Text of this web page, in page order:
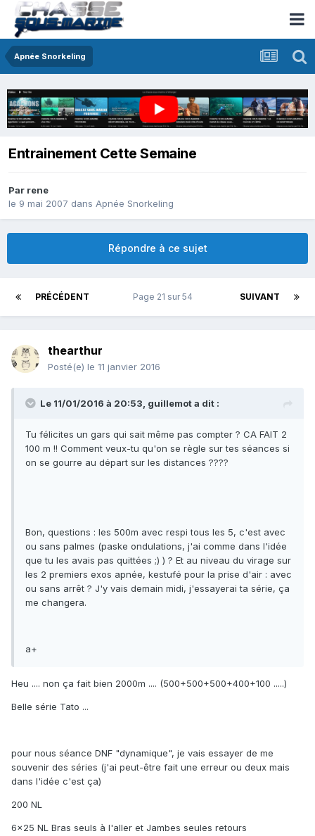
Apnée Snorkeling
Entrainement Cette Semaine
Par rene
le 9 mai 2007 dans Apnée Snorkeling
Répondre à ce sujet
PRÉCÉDENT SUIVANT
Page 21 sur 54
thearthur
Posté(e) le 11 janvier 2016
Le 11/01/2016 à 20:53, guillemot a dit :
Tu félicites un gars qui sait même pas compter ? CA FAIT 2
100 m !! Comment veux-tu qu'on se règle sur tes séances si
on se gourre au départ sur les distances ????
Bon, questions : les 500m avec respi tous les 5, c'est avec
ou sans palmes (paske ondulations, j'ai comme dans l'idée
que tu les avais pas quittées ;) ) ? Et au niveau du virage sur
les 2 premiers exos apnée, kestufé pour la prise d'air : avec
ou sans arrêt ? J'y vais demain midi, j'essayerai ta série, ça
me changera.
a+
Heu .... non ça fait bien 2000m .... (500+500+500+400+100 .....)
Belle série Tato ...
pour nous séance DNF "dynamique", je vais essayer de me
souvenir des séries (j'ai peut-être fait une erreur ou deux mais
dans l'idée c'est ça)
200 NL
6x25 NL Bras seuls à l'aller et Jambes seules retours